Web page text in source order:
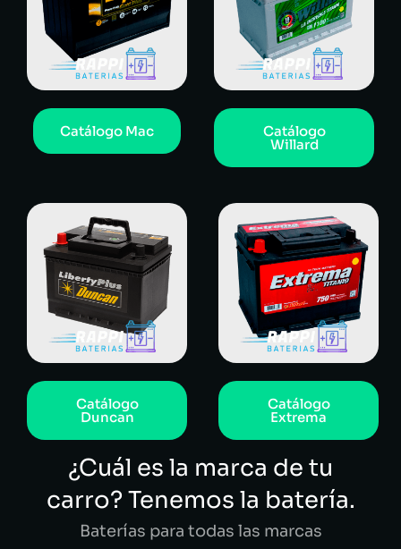
Catálogo Mac Catálogo
Willard
Catálogo
Duncan
Catálogo
Extrema
¿Cuál es la marca de tu
carro? Tenemos la batería.
Baterías para todas las marcas